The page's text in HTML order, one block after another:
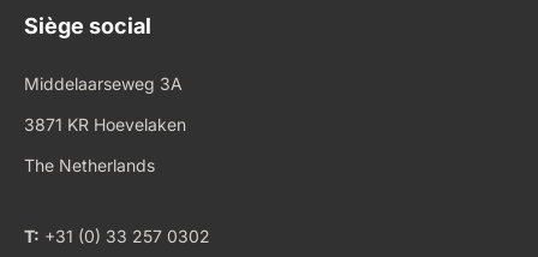
Siège social
Middelaarseweg 3A
3871 KR Hoevelaken
The Netherlands
T: +31 (0) 33 257 0302